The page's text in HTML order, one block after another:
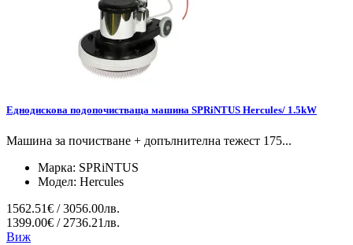
Еднодискова подопочистваща машина SPRiNTUS Hercules/ 1.5kW
Машина за почистване + допълнителна тежест 175...
Марка: SPRiNTUS
Модел: Hercules
1562.51€ / 3056.00лв.
1399.00€ / 2736.21лв.
Виж